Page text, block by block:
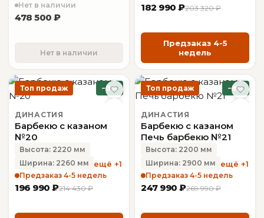
Нет в наличии
478 500 ₽
Нет в наличии
182 990 ₽203 320 ₽
Предзаказ 4-5
недель
Топ продаж −8%
ДИНАСТИЯ
Барбекю с казаном
№20
Высота: 2220 мм
Ширина: 2260 мм
ещё +1
Предзаказ 4-5 недель
196 990 ₽214 430 ₽
Топ продаж −8%
ДИНАСТИЯ
Барбекю с казаном
Печь барбекю №21
Высота: 2200 мм
Ширина: 2900 мм
ещё +1
Предзаказ 4-5 недель
247 990 ₽269 990 ₽